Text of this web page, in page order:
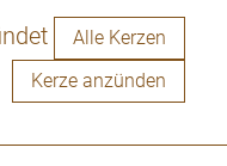
Alle Kerzen
Kerze anzünden